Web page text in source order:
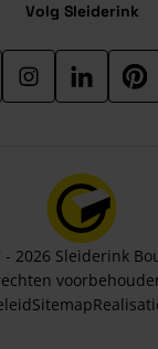
Volg Sleiderink
2026 Sleiderink
Sitemap